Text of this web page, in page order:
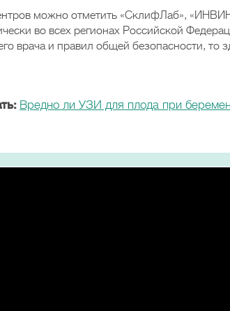
можно отметить «СклифЛаб»,
во всех регионах Российской
врача и правил общей безопасности, то
Вредно ли УЗИ для плода при